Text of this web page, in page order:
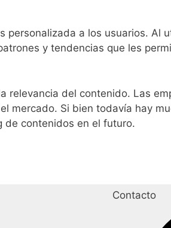
personalizada a los usuarios. Al
y tendencias que les
relevancia del contenido. Las
mercado. Si bien todavía hay
de contenidos en el futuro.
Contacto